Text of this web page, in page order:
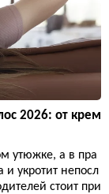
2026: от крем
утюжке, а в пра
и укротит непосл
стоит при